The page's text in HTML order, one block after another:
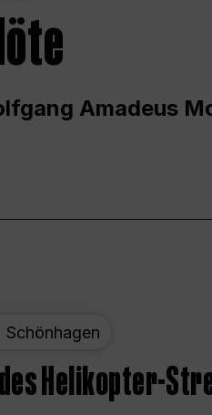
Amadeus
Helikopter-